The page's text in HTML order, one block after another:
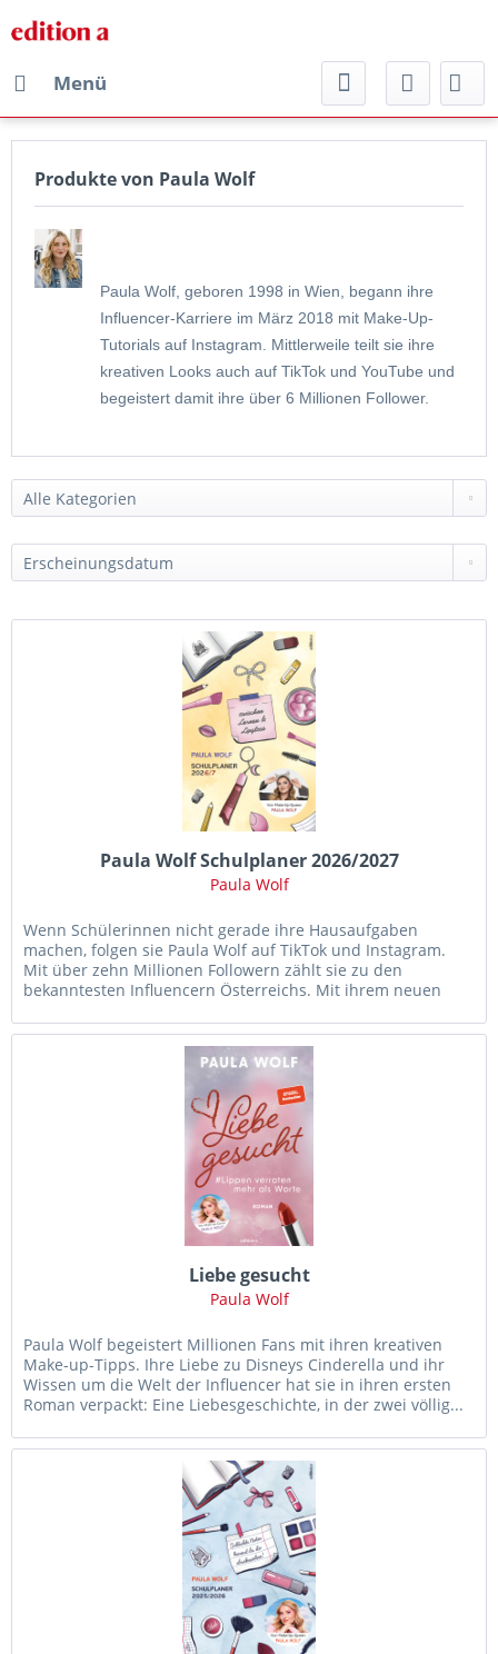
Menü
Produkte von Paula Wolf
Paula Wolf, geboren 1998 in Wien, begann ihre
Influencer-Karriere im März 2018 mit Make-Up-
Tutorials auf Instagram. Mittlerweile teilt sie ihre
kreativen Looks auch auf TikTok und YouTube und
begeistert damit ihre über 6 Millionen Follower.
Paula Wolf Schulplaner 2026/2027
Paula Wolf
Wenn Schülerinnen nicht gerade ihre Hausaufgaben
machen, folgen sie Paula Wolf auf TikTok und Instagram.
Mit über zehn Millionen Followern zählt sie zu den
bekanntesten Influencern Österreichs. Mit ihrem neuen
Liebe gesucht
Paula Wolf
Paula Wolf begeistert Millionen Fans mit ihren kreativen
Make-up-Tipps. Ihre Liebe zu Disneys Cinderella und ihr
Wissen um die Welt der Influencer hat sie in ihren ersten
Roman verpackt: Eine Liebesgeschichte, in der zwei völlig...